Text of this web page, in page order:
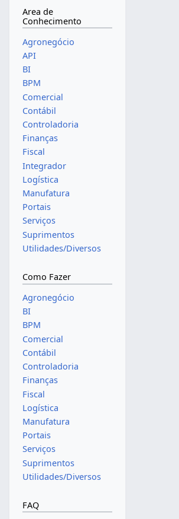
Area de
Conhecimento
Agronegócio
API
BI
BPM
Comercial
Contábil
Controladoria
Finanças
Fiscal
Integrador
Logística
Manufatura
Portais
Serviços
Suprimentos
Utilidades/Diversos
Como Fazer
Agronegócio
BI
BPM
Comercial
Contábil
Controladoria
Finanças
Fiscal
Logística
Manufatura
Portais
Serviços
Suprimentos
Utilidades/Diversos
FAQ